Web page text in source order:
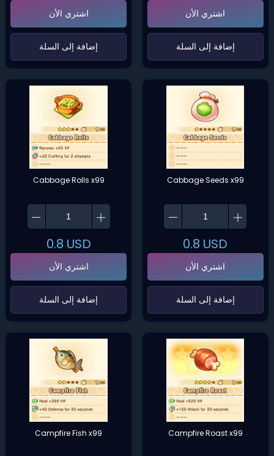
اشتري الأن
‌إضافة إلى السلة‌
اشتري الأن
‌إضافة إلى السلة‌
Cabbage Rolls x99
0.8 USD
اشتري الأن
‌إضافة إلى السلة‌
Cabbage Seeds x99
0.8 USD
اشتري الأن
‌إضافة إلى السلة‌
Campfire Fish x99 Campfire Roast x99